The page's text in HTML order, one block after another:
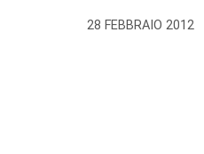
28 FEBBRAIO 2012